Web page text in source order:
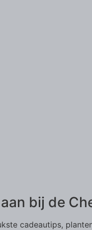
bij de
cadeautips,